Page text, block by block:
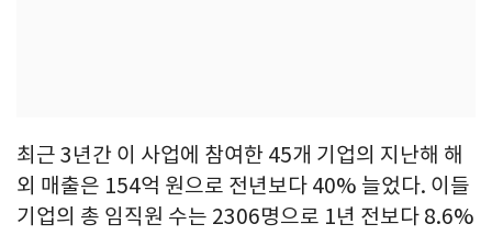
최근 3년간 이 사업에 참여한 45개 기업의 지난해 해
외 매출은 154억 원으로 전년보다 40% 늘었다. 이들
기업의 총 임직원 수는 2306명으로 1년 전보다 8.6%